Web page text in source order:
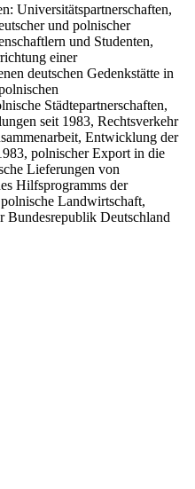
Universitätspartnerschaften,
und polnischer
und Studenten,
einer
deutschen Gedenkstätte in
Städtepartnerschaften,
seit 1983, Rechtsverkehr
Entwicklung der
polnischer Export in die
Lieferungen von
Hilfsprogramms der
Landwirtschaft,
Bundesrepublik Deutschland